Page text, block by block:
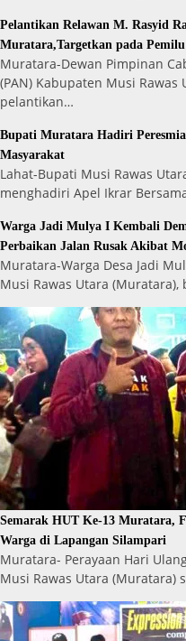
Pelantikan Relawan M. Rasyid
Muratara,Targetkan pada Pemilu
Muratara-Dewan Pimpinan
(PAN) Kabupaten Musi
pelantikan…
Bupati Muratara Hadiri
Masyarakat
Lahat-Bupati Musi Rawas
menghadiri Apel Ikrar
Warga Jadi Mulya I Kembali
Perbaikan Jalan Rusak Akibat
Muratara-Warga Desa Jadi
Musi Rawas Utara
Semarak HUT Ke-13 Muratara,
Warga di Lapangan Silampari
Muratara- Perayaan Hari
Musi Rawas Utara (Muratara)